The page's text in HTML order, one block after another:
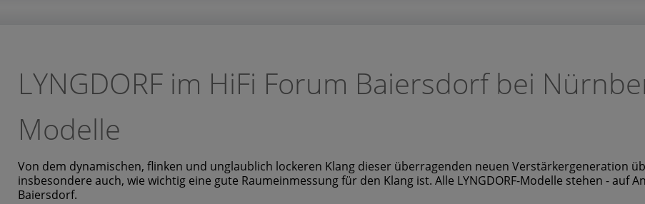
LYNGDORF im HiFi Forum Baiersdorf bei
Modelle
Von dem dynamischen, flinken und unglaublich lockeren Klang dieser überragenden neuen Verstärkergeneration
insbesondere auch, wie wichtig eine gute Raumeinmessung für den Klang ist. Alle LYNGDORF-Modelle stehen - auf
Baiersdorf.